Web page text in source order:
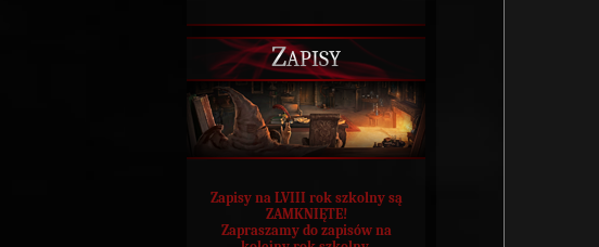
Zapisy
Zapisy na LVIII rok szkolny są
ZAMKNIĘTE!
Zapraszamy do zapisów na